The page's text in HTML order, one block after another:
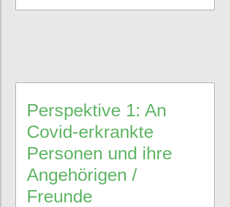
Perspektive 1: An
Covid-erkrankte
Personen und ihre
Angehörigen /
Freunde